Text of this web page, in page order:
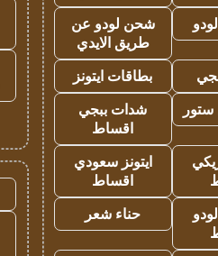
شحن لودو عن
طريق الايدي
بطاقات ايتونز
ستور
شدات ببجي
اقساط
ايتونز سعودي
اقساط
حناء شعر